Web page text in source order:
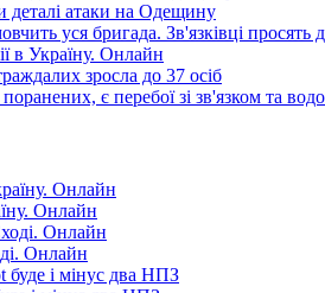
деталі атаки на Одещину
уся бригада. Зв'язківці просять
в Україну. Онлайн
зросла до 37 осіб
поранених, є перебої зі зв'язком та
Онлайн
Онлайн